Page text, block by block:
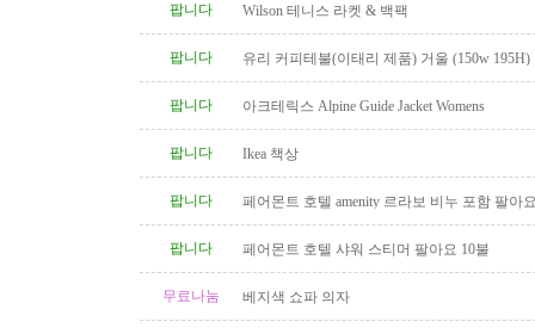
팝니다 Wilson 테니스 라켓 & 백팩
팝니다 유리 커피테불(이태리 제품) 거울 (150w 195H)
팝니다 아크테릭스 Alpine Guide Jacket Womens
팝니다 Ikea 책상
팝니다 페어몬트 호텔 amenity 르라보 비누 포함 팔아
팝니다 페어몬트 호텔 샤워 스티머 팔아요 10불
무료나눔 베지색 쇼파 의자